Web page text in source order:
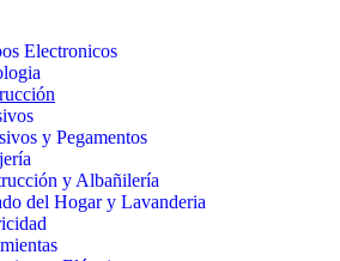
Electronicos
y Pegamentos
y Albañilería
del Hogar y Lavanderia